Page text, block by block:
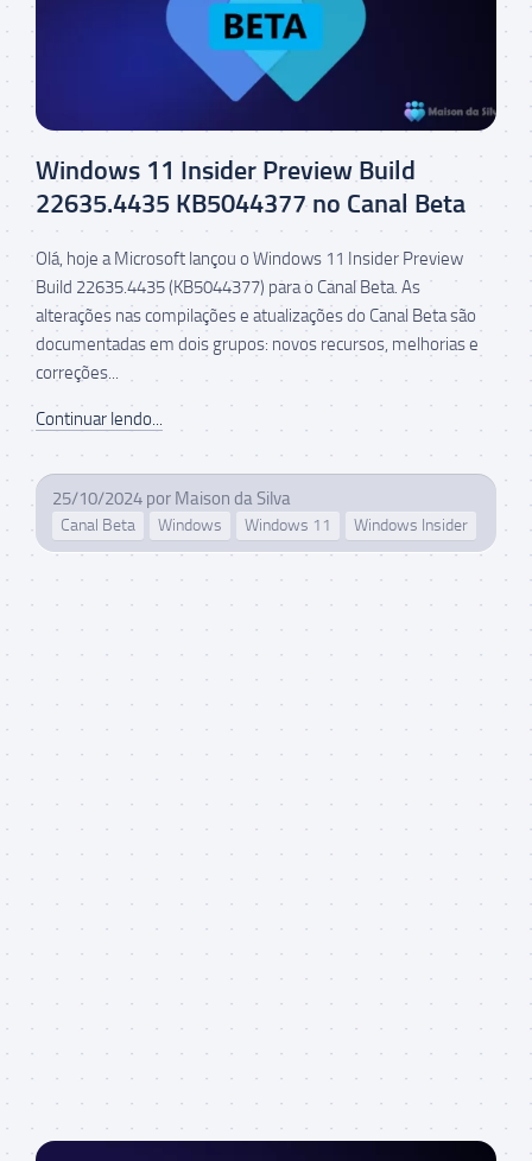
Windows 11 Insider Preview Build
22635.4435 KB5044377 no Canal Beta
Olá, hoje a Microsoft lançou o Windows 11 Insider Preview
Build 22635.4435 (KB5044377) para o Canal Beta. As
alterações nas compilações e atualizações do Canal Beta são
documentadas em dois grupos: novos recursos, melhorias e
correções...
Continuar lendo...
25/10/2024 por Maison da Silva
Canal Beta Windows Windows 11 Windows Insider